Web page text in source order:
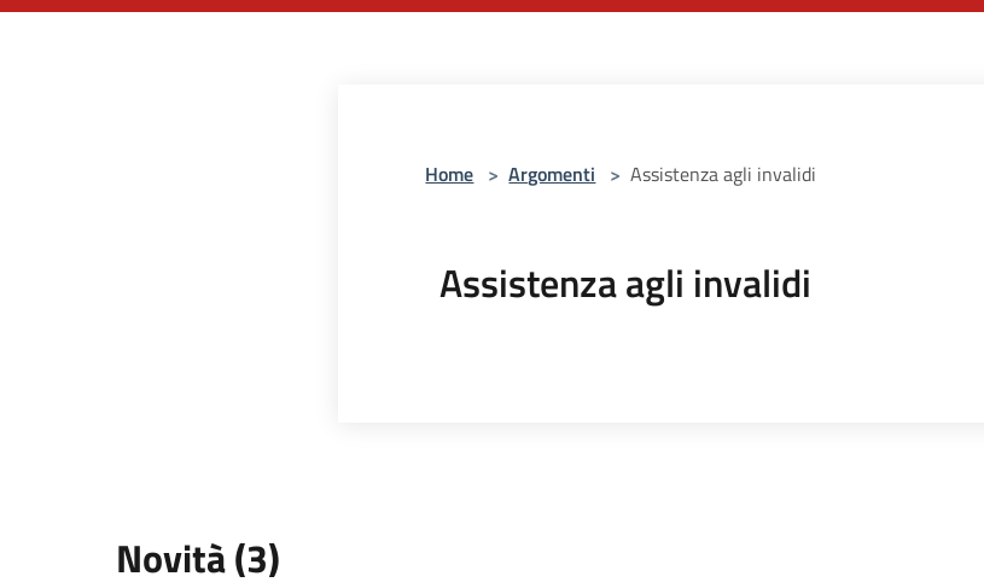
Home > Argomenti > Assistenza agli invalidi
Assistenza agli invalidi
Novità (3)